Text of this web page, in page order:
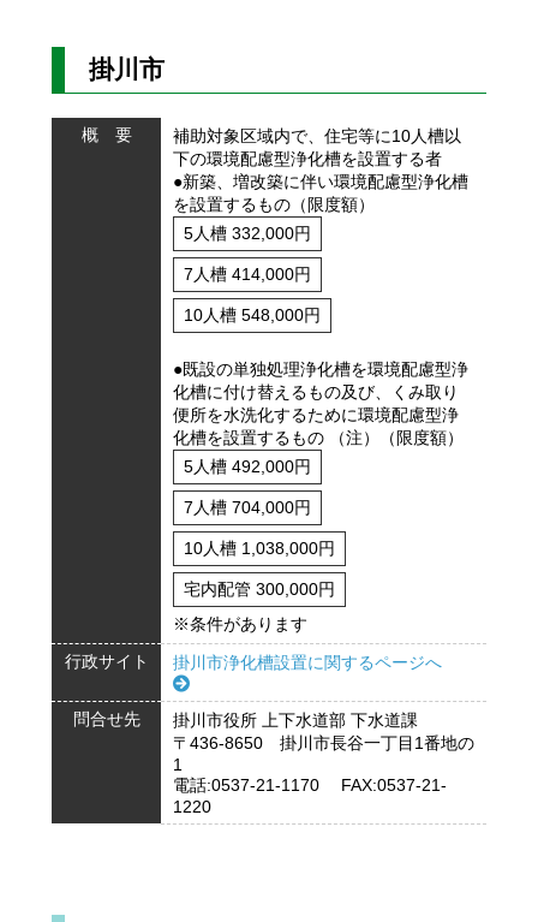
掛川市
概 要
補助対象区域内で、住宅等に10人槽以
下の環境配慮型浄化槽を設置する者
●新築、増改築に伴い環境配慮型浄化槽
を設置するもの（限度額）
5人槽 332,000円
7人槽 414,000円
10人槽 548,000円
●既設の単独処理浄化槽を環境配慮型浄
化槽に付け替えるもの及び、くみ取り
便所を水洗化するために環境配慮型浄
化槽を設置するもの （注）（限度額）
5人槽 492,000円
7人槽 704,000円
10人槽 1,038,000円
宅内配管 300,000円
※条件があります
行政サイト 掛川市浄化槽設置に関するページへ
問合せ先
掛川市役所 上下水道部 下水道課
〒436-8650 掛川市長谷一丁目1番地の
1
電話:0537-21-1170 FAX:0537-21-
1220